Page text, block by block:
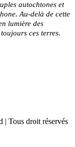
autochtones et
Au-delà de cette
lumière des
ces terres.
| Tous droit réservés